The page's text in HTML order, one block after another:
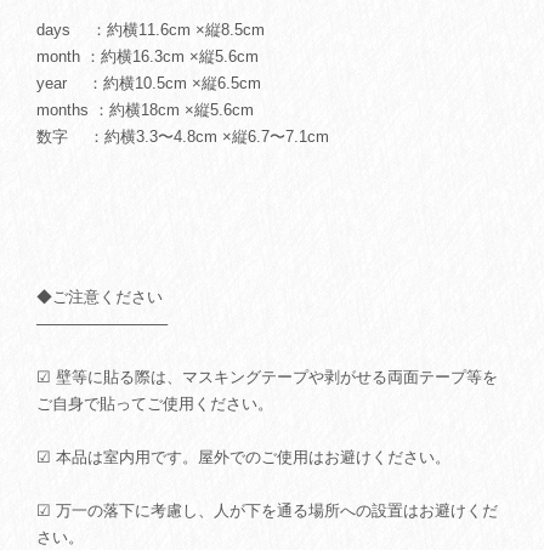
days ：約横11.6cm ×縦8.5cm
month ：約横16.3cm ×縦5.6cm
year ：約横10.5cm ×縦6.5cm
months ：約横18cm ×縦5.6cm
数字 ：約横3.3〜4.8cm ×縦6.7〜7.1cm
◆ご注意ください
────────────
☑ 壁等に貼る際は、マスキングテープや剥がせる両面テープ等を
ご自身で貼ってご使用ください。
☑ 本品は室内用です。屋外でのご使用はお避けください。
☑ 万一の落下に考慮し、人が下を通る場所への設置はお避けくだ
さい。